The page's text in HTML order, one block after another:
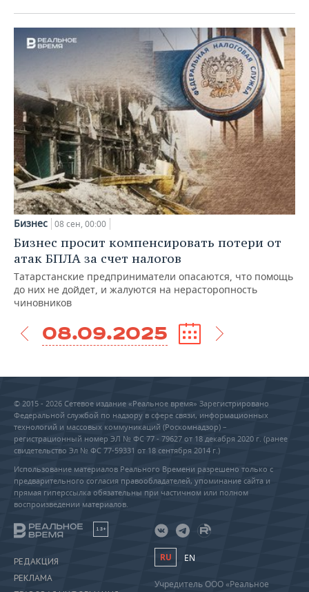
Бизнес 08 сен, 00:00
Бизнес просит компенсировать потери от
атак БПЛА за счет налогов
Татарстанские предприниматели опасаются, что помощь
до них не дойдет, и жалуются на нерасторопность
чиновников
08.09.2025
© 2015 - 2026 Сетевое издание «Реальное время» Зарегистрировано
Федеральной службой по надзору в сфере связи, информационных
технологий и массовых коммуникаций (Роскомнадзор) –
регистрационный номер ЭЛ № ФС 77 - 79627 от 18 декабря 2020 г. (ранее
свидетельство Эл № ФС 77-59331 от 18 сентября 2014 г.)
Использование материалов Реального Времени разрешено только с
предварительного согласия правообладателей, упоминание сайта и
прямая гиперссылка обязательны при частичном или полном
воспроизведении материалов.
18+
РЕДАКЦИЯ
РЕКЛАМА
RU EN
Учредитель ООО «Реальное